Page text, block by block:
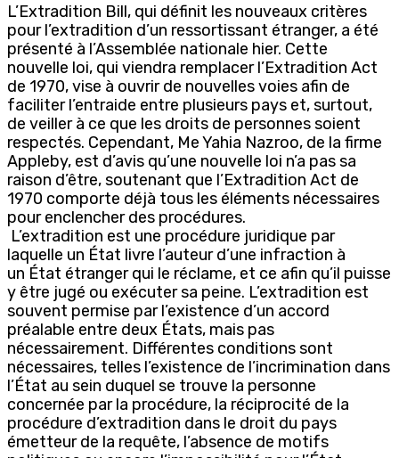
L’Extradition Bill, qui définit les nouveaux critères
pour l’extradition d’un ressortissant étranger, a été
présenté à l’Assemblée nationale hier. Cette
nouvelle loi, qui viendra remplacer l’Extradition Act
de 1970, vise à ouvrir de nouvelles voies afin de
faciliter l’entraide entre plusieurs pays et, surtout,
de veiller à ce que les droits de personnes soient
respectés. Cependant, Me Yahia Nazroo, de la firme
Appleby, est d’avis qu’une nouvelle loi n’a pas sa
raison d’être, soutenant que l’Extradition Act de
1970 comporte déjà tous les éléments nécessaires
pour enclencher des procédures.
L’extradition est une procédure juridique par
laquelle un État livre l’auteur d’une infraction à
un État étranger qui le réclame, et ce afin qu’il puisse
y être jugé ou exécuter sa peine. L’extradition est
souvent permise par l’existence d’un accord
préalable entre deux États, mais pas
nécessairement. Différentes conditions sont
nécessaires, telles l’existence de l’incrimination dans
l’État au sein duquel se trouve la personne
concernée par la procédure, la réciprocité de la
procédure d’extradition dans le droit du pays
émetteur de la requête, l’absence de motifs